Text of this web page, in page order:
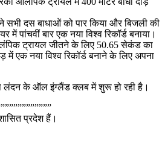
दस बाधाओं को पार किया और बिजली की
में पांचवीं बार एक नया विश्व रिकॉर्ड बनाया।
ट्रायल जीतने के लिए 50.65 सेकंड का
में एक नया विश्व रिकॉर्ड बनाने के लिए अपना
लंदन के ऑल इंग्लैंड क्लब में शुरू हो रही है।
प्रदेश हैं।